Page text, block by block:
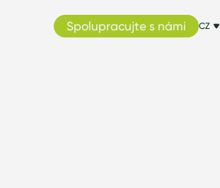
Spolupracujte s námi CZ